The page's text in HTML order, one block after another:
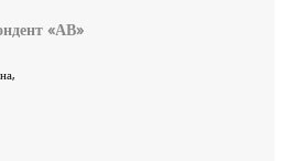
«АВ»